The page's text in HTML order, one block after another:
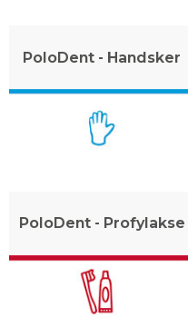
PoloDent - Handsker
PoloDent - Profylakse